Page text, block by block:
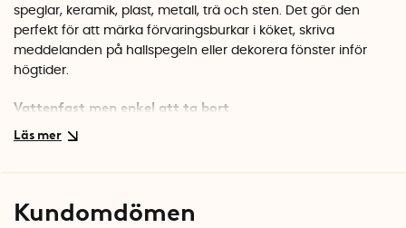
speglar, keramik, plast, metall, trä och sten. Det gör den
perfekt för att märka förvaringsburkar i köket, skriva
meddelanden på hallspegeln eller dekorera fönster inför
högtider.
Vattenfast men enkel att ta bort
Bläcket blir vattenfast när det har torkat, så texten sitter kvar
keramik. På porösa material som trä och sten blir texten
Kundomdömen